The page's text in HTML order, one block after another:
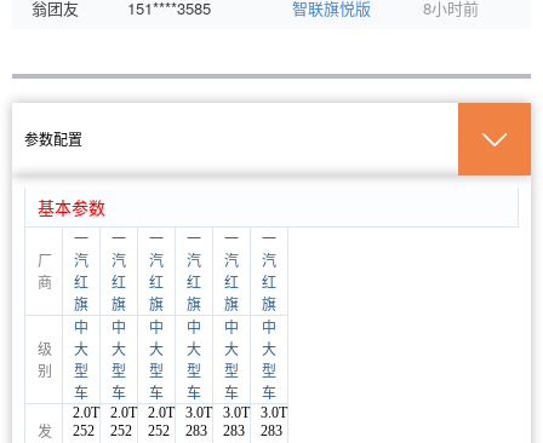
湛团友 185****4502 2022款 9小时前
欧团友 153****8027 2022款 10小时前
仇团友 182****3743
沈团友 184****2461
雍团友 136****9333
参数配置
基本参数
厂
商
一
汽
红
旗
一
汽
红
旗
一
汽
红
旗
一
汽
红
旗
一
汽
红
旗
一
汽
红
旗
级
别
中
大
型
车
中
大
型
车
中
大
型
车
中
大
型
车
中
大
型
车
中
大
型
车
发
2.0T
252
2.0T
252
2.0T
252
3.0T
283
3.0T
283
3.0T
283